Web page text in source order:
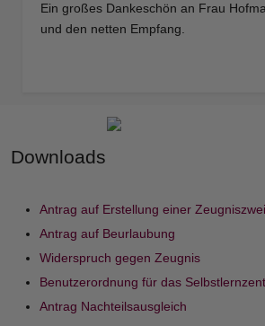
Ein großes Dankeschön an Frau
und den netten Empfang.
Downloads
Antrag auf Erstellung einer
Antrag auf Beurlaubung
Widerspruch gegen Zeugnis
Benutzerordnung für das
Antrag Nachteilsausgleich